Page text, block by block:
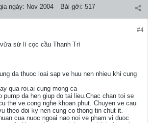
ngày: Nov 2004 Bài gởi: 517
#4
sử lí cọc cầu Thanh Trì
da thuoc loai sap ve huu nen nhieu khi cung
qua roi.ai cung mong ca
pump da hen giup do tai lieu.Chac chan toi se
the ve cong nghe khoan phut. Chuyen ve cau
theo doi ky nen cung co thong tin chut it.
cua nuoc ngoai nao noi ve pham vi duoc